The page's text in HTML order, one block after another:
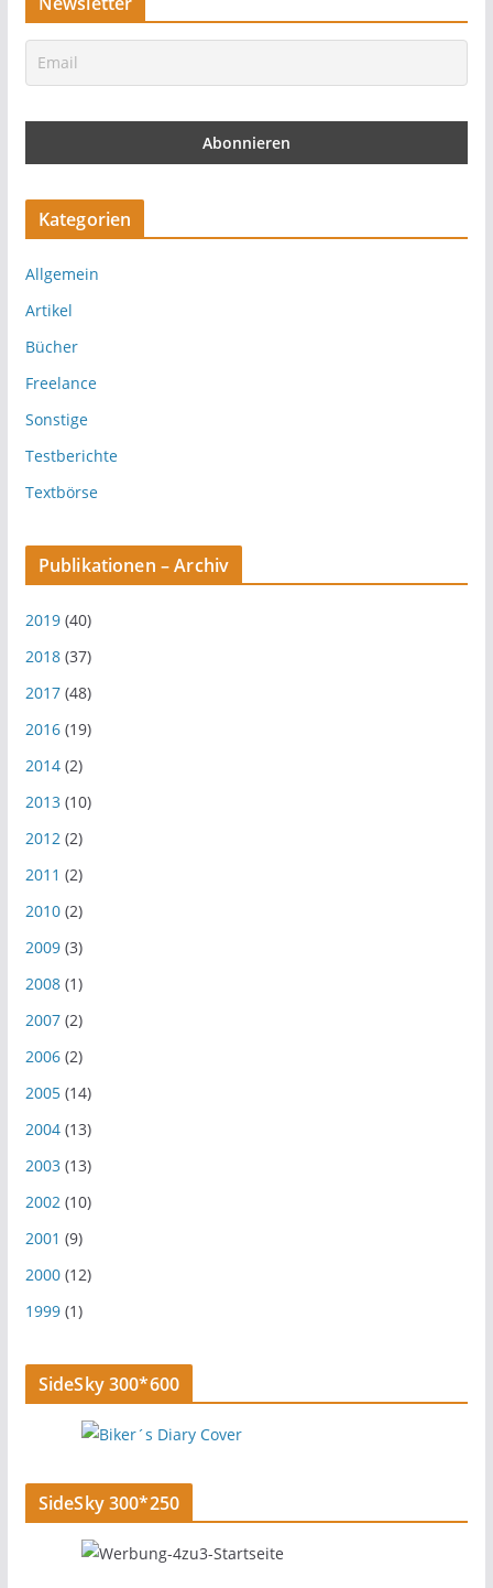
Kategorien
Allgemein
Artikel
Bücher
Freelance
Sonstige
Testberichte
Textbörse
Publikationen – Archiv
2019(40)
2018(37)
2017(48)
2016(19)
2014(2)
2013(10)
2012(2)
2011 (2)
2010(2)
2009(3)
2008(1)
2007(2)
2006(2)
2005(14)
2004(13)
2003(13)
2002(10)
2001 (9)
2000(12)
1999(1)
SideSky 300*600
SideSky 300*250